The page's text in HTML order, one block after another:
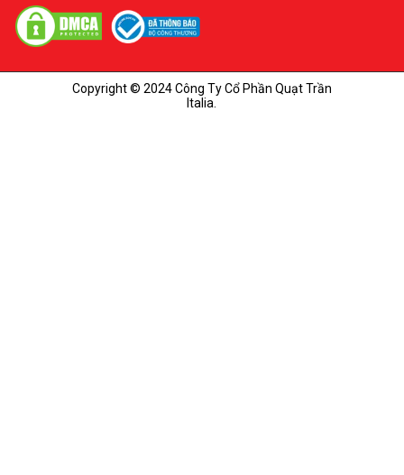
Copyright © 2024 Công Ty Cổ Phần Quạt Trần
Italia.